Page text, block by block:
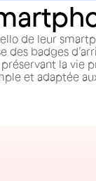
de leur
des badges
la vie
et adaptée